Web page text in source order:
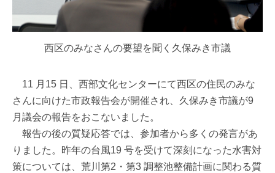
西区のみなさんの要望を聞く久保みき市議
11 月15 日、西部文化センターにて西区の住民のみな
さんに向けた市政報告会が開催され、久保みき市議が9
月議会の報告をおこないました。
報告の後の質疑応答では、参加者から多くの発言があ
りました。昨年の台風19 号を受けて深刻になった水害対
策については、荒川第2・第3 調整池整備計画に関わる質